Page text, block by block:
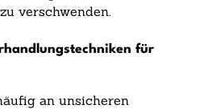
verschwenden.
für
an unsicheren